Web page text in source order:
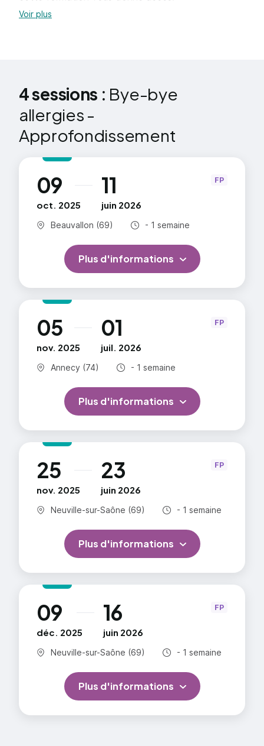
Voir plus
4 sessions : Bye-bye
allergies -
Approfondissement
09
oct. 2025
au 11
juin 2026
Commune :
Beauvallon (69) Durée totale :
- 1 semaine
FP
Plus d'informations
05
nov. 2025
au 01
juil. 2026
Commune :
Annecy (74) Durée totale :
- 1 semaine
FP
Plus d'informations
25
nov. 2025
au 23
juin 2026
Commune :
Neuville-sur-Saône (69) Durée totale :
- 1 semaine
FP
Plus d'informations
09
déc. 2025
au 16
juin 2026
Commune :
Neuville-sur-Saône (69) Durée totale :
- 1 semaine
FP
Plus d'informations